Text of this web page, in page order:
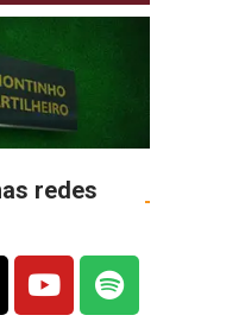
redes